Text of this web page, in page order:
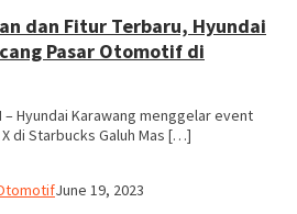
dan Fitur Terbaru, Hyundai
Pasar Otomotif di
– Hyundai Karawang menggelar event
di Starbucks Galuh Mas […]
admin
June 19, 2023